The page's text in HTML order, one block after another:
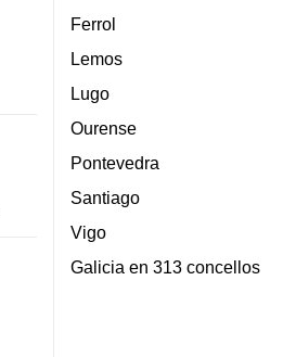
Ferrol
Lemos
Lugo
Ourense
Pontevedra
Santiago
Vigo
Galicia en 313 concellos